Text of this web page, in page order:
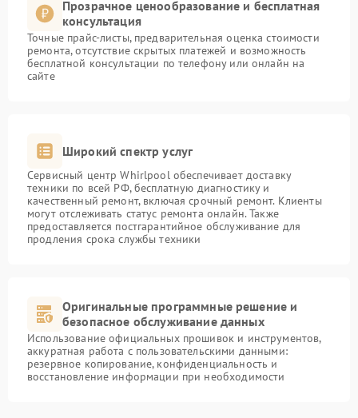
Прозрачное ценообразование и бесплатная
консультация
Точные прайс-листы, предварительная оценка стоимости
ремонта, отсутствие скрытых платежей и возможность
бесплатной консультации по телефону или онлайн на
сайте
Широкий спектр услуг
Сервисный центр Whirlpool обеспечивает доставку
техники по всей РФ, бесплатную диагностику и
качественный ремонт, включая срочный ремонт. Клиенты
могут отслеживать статус ремонта онлайн. Также
предоставляется постгарантийное обслуживание для
продления срока службы техники
Оригинальные программные решение и
безопасное обслуживание данных
Использование официальных прошивок и инструментов,
аккуратная работа с пользовательскими данными:
резервное копирование, конфиденциальность и
восстановление информации при необходимости